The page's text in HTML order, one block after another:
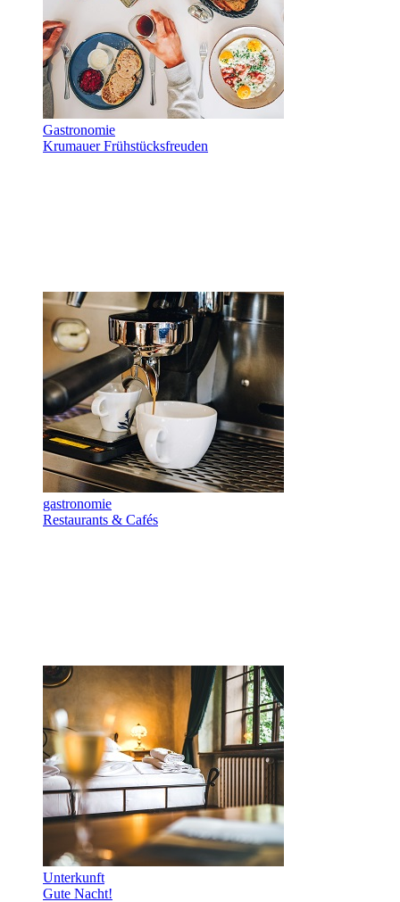
Gastronomie
Krumauer Frühstücksfreuden
gastronomie
Restaurants & Cafés
Unterkunft
Gute Nacht!